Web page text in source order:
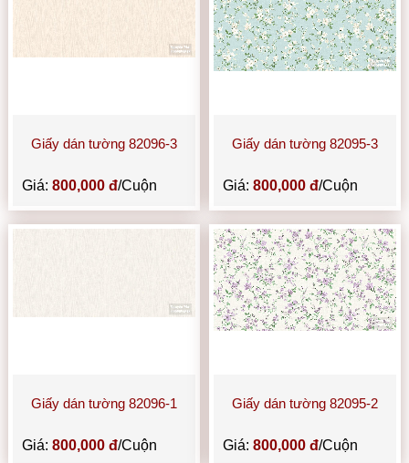
Giấy dán tường 82096-3
Giá:800,000 đ/Cuộn
Giấy dán tường 82095-3
Giá: 800,000 đ/Cuộn
Giấy dán tường 82096-1
Giá:800,000 đ/Cuộn
Giấy dán tường 82095-2
Giá: 800,000 đ/Cuộn